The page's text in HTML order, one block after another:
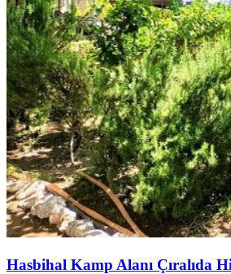
Hasbihal Kamp Alanı Çıralıda